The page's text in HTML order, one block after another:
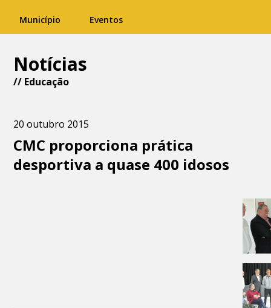
Município Eventos
Notícias
// Educação
20 outubro 2015
CMC proporciona prática
desportiva a quase 400 idosos